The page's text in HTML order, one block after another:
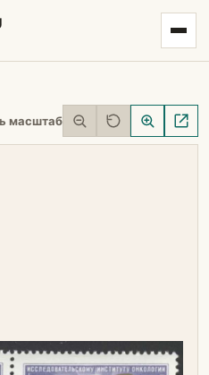
масштаб